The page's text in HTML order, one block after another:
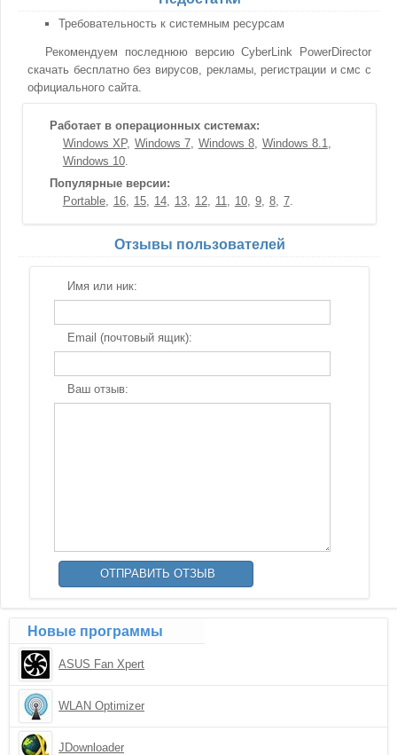
Требовательность к системным ресурсам
Рекомендуем последнюю версию CyberLink PowerDirector
скачать бесплатно без вирусов, рекламы, регистрации и смс с
официального сайта.
Работает в операционных системах:
Windows XP
Windows 7 Windows 8
Windows 8.1
Windows 10
Популярные версии:
Portable
16 15 14 13 12 11 10 9 8 7
Отзывы пользователей
Имя или ник:
Email (почтовый ящик):
Ваш отзыв:
Новые программы
ASUS Fan Xpert
WLAN Optimizer
JDownloader